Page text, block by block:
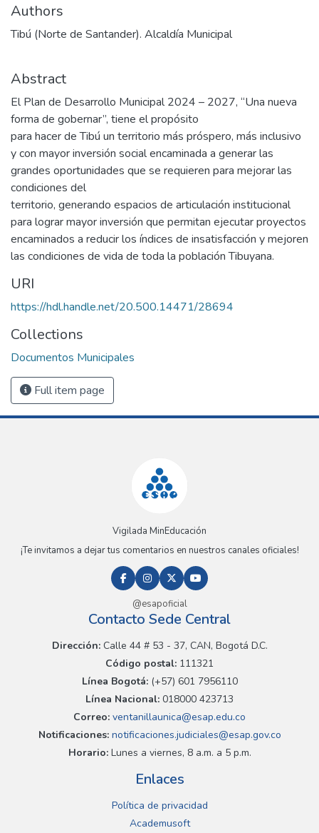
Authors
Tibú (Norte de Santander). Alcaldía Municipal
Abstract
El Plan de Desarrollo Municipal 2024 – 2027, “Una nueva
forma de gobernar”, tiene el propósito
para hacer de Tibú un territorio más próspero, más inclusivo
y con mayor inversión social encaminada a generar las
grandes oportunidades que se requieren para mejorar las
condiciones del
territorio, generando espacios de articulación institucional
para lograr mayor inversión que permitan ejecutar proyectos
encaminados a reducir los índices de insatisfacción y mejoren
las condiciones de vida de toda la población Tibuyana.
URI
https://hdl.handle.net/20.500.14471/28694
Collections
Documentos Municipales
Full item page
Vigilada MinEducación
¡Te invitamos a dejar tus comentarios en nuestros canales oficiales!
@esapoficial
Contacto Sede Central
Dirección:Calle 44 # 53 - 37, CAN, Bogotá D.C.
Código postal: 111321
Línea Bogotá:(+57) 601 7956110
Línea Nacional: 018000 423713
Correo: ventanillaunica@esap.edu.co
Notificaciones:notificaciones.judiciales@esap.gov.co
Horario:Lunes a viernes, 8 a.m. a 5 p.m.
Enlaces
Política de privacidad
Academusoft